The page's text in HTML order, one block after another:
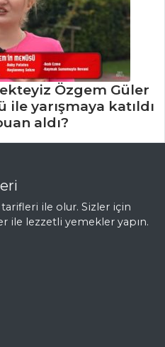
Özgem Güler
yarışmaya katıldı
aldı?
ile olur. Sizler için
ile lezzetli yemekler yapın.